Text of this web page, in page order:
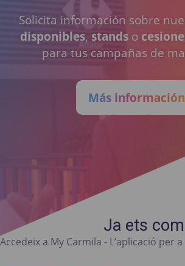
Solicita información sobre
disponibles, standso
para tus campañas de
Más información
Ja ets
Accedeix a My Carmila - L’aplicació per